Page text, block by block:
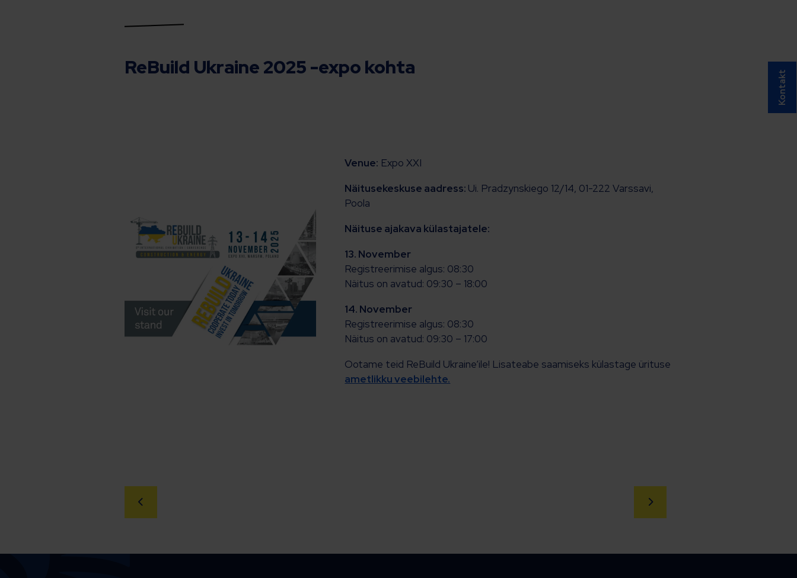
ReBuild Ukraine 2025 -expo kohta
Venue: Expo XXI
Näitusekeskuse aadress: Ui. Pradzynskiego 12/14, 01-222 Varssavi,
Poola
Näituse ajakava külastajatele:
13. November
Registreerimise algus: 08:30
Näitus on avatud: 09:30 – 18:00
14. November
Registreerimise algus: 08:30
Näitus on avatud: 09:30 – 17:00
Ootame teid ReBuild Ukraine’ile! Lisateabe saamiseks külastage ürituse
ametlikku veebilehte.
Kontakt